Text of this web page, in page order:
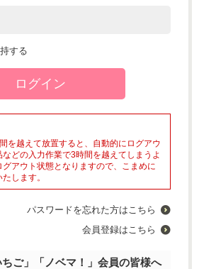
する
を越えて放置すると、自動的にログアウ
などの入力作業で3時間を越えてしまうよ
グアウト状態となりますので、こまめに
します。
パスワードを忘れた方はこちら
会員登録はこちら
ご」「ノベマ！」会員の皆様へ